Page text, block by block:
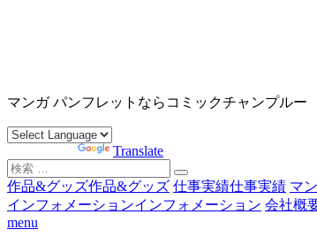
ツ
ス
ッ
プ
マンガ パンフレットならコミックチャンプルー
Translate
検
索
対
象:
作品&グッズ作品&グッズ 仕事実績仕事実績 マ
インフォメーションインフォメーション 会社概
menu